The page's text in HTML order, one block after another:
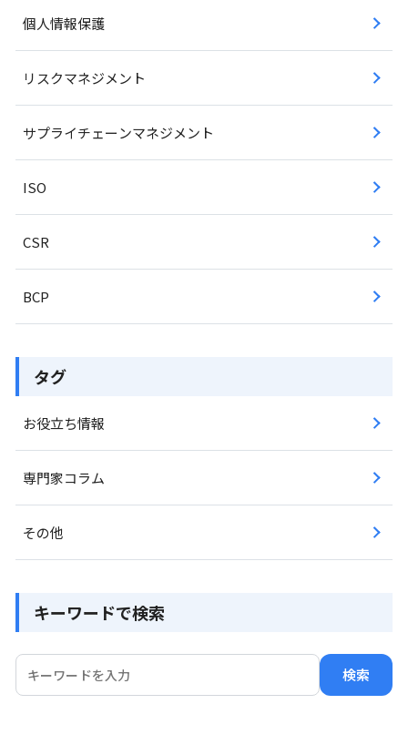
個人情報保護
リスクマネジメント
サプライチェーンマネジメント
ISO
CSR
BCP
タグ
お役立ち情報
専門家コラム
その他
キーワードで検索
検索